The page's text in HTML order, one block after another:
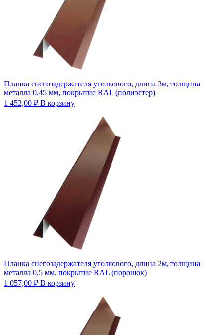
Планка снегозадержателя уголкового, длина 3м, толщина
металла 0,45 мм, покрытие RAL (полиэстер)
1 452,00 ₽ В корзину
Планка снегозадержателя уголкового, длина 2м, толщина
металла 0,5 мм, покрытие RAL (порошок)
1 057,00 ₽ В корзину